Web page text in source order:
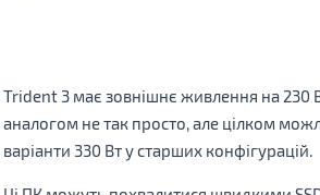
Trident 3 має зовнішнє живлення на 230
аналогом не так просто, але цілком
варіанти 330 Вт у старших конфігурацій.